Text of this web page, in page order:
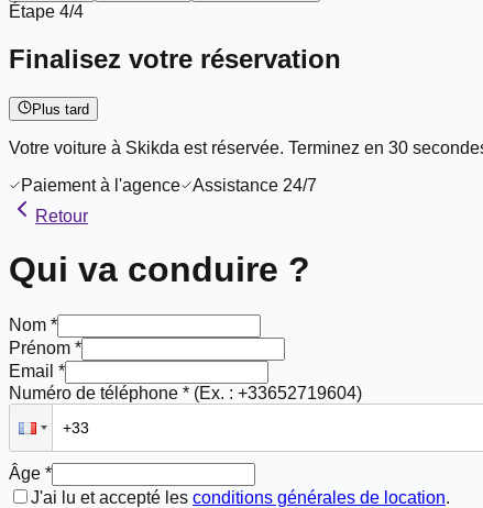
Étape 4/4
Finalisez votre réservation
Plus tard
Votre voiture à Skikda est réservée. Terminez en 30
Paiement à l'agence
Assistance 24/7
Retour
Qui va conduire ?
Nom *
Prénom *
Email *
Numéro de téléphone * (Ex. : +33652719604)
Âge *
J'ai lu et accepté les conditions générales de location.